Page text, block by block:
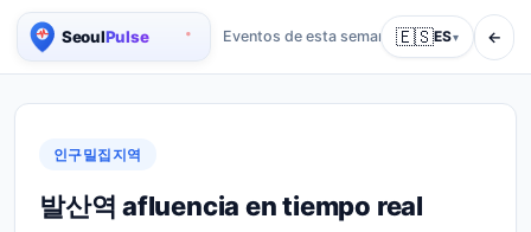
Mapa de población de Seúl en tiempo real
Eventos de esta semana Guías
🇪🇸ES▾ ←
인구밀집지역
발산역 afluencia en tiempo real